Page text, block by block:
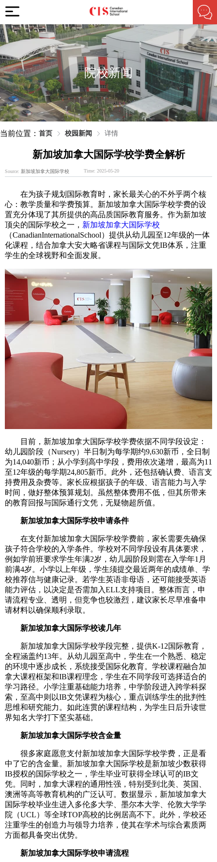
院校新闻
当前位置： 首页 校园新闻 详情
新加坡加拿大国际学校学费全解析
Source: 新加坡加拿大国际学校 Time: 2025-05-20
在为孩子规划国际教育时，家长最关心的不外乎两个核
心：教学质量和学费预算。新加坡加拿大国际学校学费的设
置充分体现了其所提供的高品质国际教育服务。作为新加坡
顶尖的国际学校之一， 新加坡加拿大国际学校
（CanadianInternationalSchool）提供从幼儿园至12年级的一体
化课程，结合加拿大安大略省课程与国际文凭IB体系，注重
学生的全球视野和全面发展。
目前，新加坡加拿大国际学校学费依据不同学段设定：
幼儿园阶段（Nursery）半日制为每学期约9,630新币，全日制
为14,040新币；从小学到高中学段，费用依次递增，最高为11
至12年级的每学期24,805新币。此外，还包括确认费、语言支
持费用及杂费等。家长应根据孩子的年级、语言能力与入学
时间，做好整体预算规划。虽然整体费用不低，但其所带来
的教育回报与国际通行文凭，无疑物超所值。
新加坡加拿大国际学校申请条件
在支付新加坡加拿大国际学校学费前，家长需要先确保
孩子符合学校的入学条件。学校对不同学段设有具体要求，
例如学前班要求学生年满2岁，幼儿园阶段则需在入学年1月
前满4岁。小学以上年级，学生须提交最近两年的成绩单、学
校推荐信与健康记录。若学生英语非母语，还可能接受英语
能力评估，以决定是否需加入ELL支持项目。整体而言，申
请流程专业、透明，但竞争也较激烈，建议家长尽早准备申
请材料以确保顺利录取。
新加坡加拿大国际学校读几年
新加坡加拿大国际学校学段完整，提供K-12国际教育，
全程涵盖约13年。从幼儿园至高中，学生在一个熟悉、稳定
的环境中逐步成长，系统接受国际化教育。学校课程融合加
拿大课程框架和IB课程理念，学生在不同学段可选择适合的
学习路径。小学注重基础能力培养，中学阶段进入跨学科探
索，至高中则以IB文凭课程为核心，重点训练学生的批判性
思维和研究能力。如此连贯的课程结构，为学生日后升读世
界知名大学打下坚实基础。
新加坡加拿大国际学校含金量
很多家庭愿意支付新加坡加拿大国际学校学费，正是看
中了它的含金量。新加坡加拿大国际学校是新加坡少数获得
IB授权的国际学校之一，学生毕业可获得全球认可的IB文
凭。同时，加拿大课程的通用性强，特别受到北美、英国、
澳洲等高等教育机构的广泛认可。数据显示，新加坡加拿大
国际学校毕业生进入多伦多大学、墨尔本大学、伦敦大学学
院（UCL）等全球TOP高校的比例居高不下。此外，学校还
注重学生的创造力与领导力培养，使其在学术与综合素质两
方面都具备突出优势。
新加坡加拿大国际学校申请流程